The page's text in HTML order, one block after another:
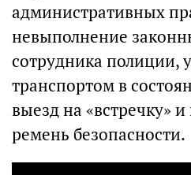
административных
невыполнение
сотрудника полиции,
транспортом в
выезд на «встречку»
ремень безопасности.